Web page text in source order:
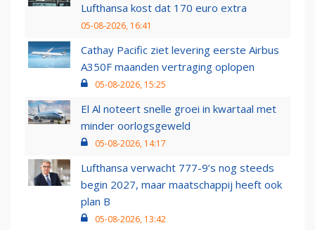
Lufthansa kost dat 170 euro extra
05-08-2026, 16:41
Cathay Pacific ziet levering eerste Airbus
A350F maanden vertraging oplopen
05-08-2026, 15:25
El Al noteert snelle groei in kwartaal met
minder oorlogsgeweld
05-08-2026, 14:17
Lufthansa verwacht 777-9’s nog steeds
begin 2027, maar maatschappij heeft ook
plan B
05-08-2026, 13:42